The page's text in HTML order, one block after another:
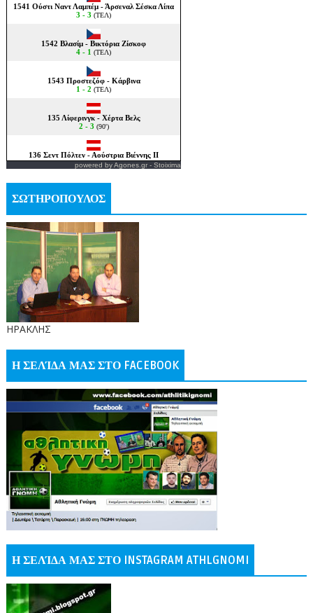
powered byAgones.gr- Stoixima
ΣΩΤΗΡΟΠΟΥΛΟΣ
ΗΡΑΚΛΗΣ
Η ΣΕΛΊΔΑ ΜΑΣ ΣΤΟ FACEBOOK
Η ΣΕΛΊΔΑ ΜΑΣ ΣΤΟ INSTAGRAM ATHLGNOMI